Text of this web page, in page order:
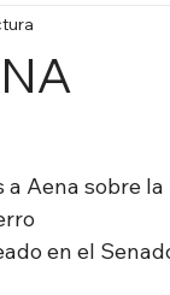
y Bienestar
Aena sobre
en el